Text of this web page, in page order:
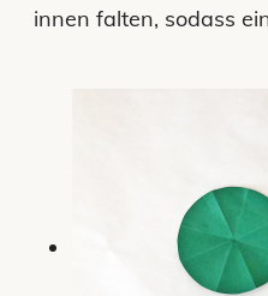
innen falten, sodass